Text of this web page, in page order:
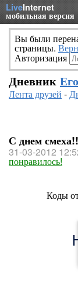
LiveInternet
мобильная версия
Вы были
страницы.
Авторизация
Дневник
Лента друзей -
С днем
31-03-2012
понравилось!
Коды